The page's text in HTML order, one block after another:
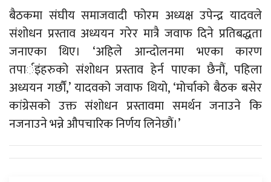
बैठकमा संघीय समाजवादी फोरम अध्यक्ष उपेन्द्र यादवले
संशोधन प्रस्ताव अध्ययन गरेर मात्रै जवाफ दिने प्रतिबद्धता
जनाएका थिए। ‘अहिले आन्दोलनमा भएका कारण
तपार्इंहरुको संशोधन प्रस्ताव हेर्न पाएका छैनौं, पहिला
अध्ययन गर्छौं,’ यादवको जवाफ थियो, ‘मोर्चाको बैठक बसेर
कांग्रेसको उक्त संशोधन प्रस्तावमा समर्थन जनाउने कि
नजनाउने भन्ने औपचारिक निर्णय लिनेछौं।’